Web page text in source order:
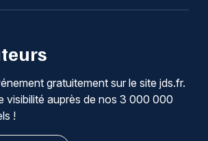
gratuitement sur le site jds.fr.
visibilité auprès de nos 3 000 000
!